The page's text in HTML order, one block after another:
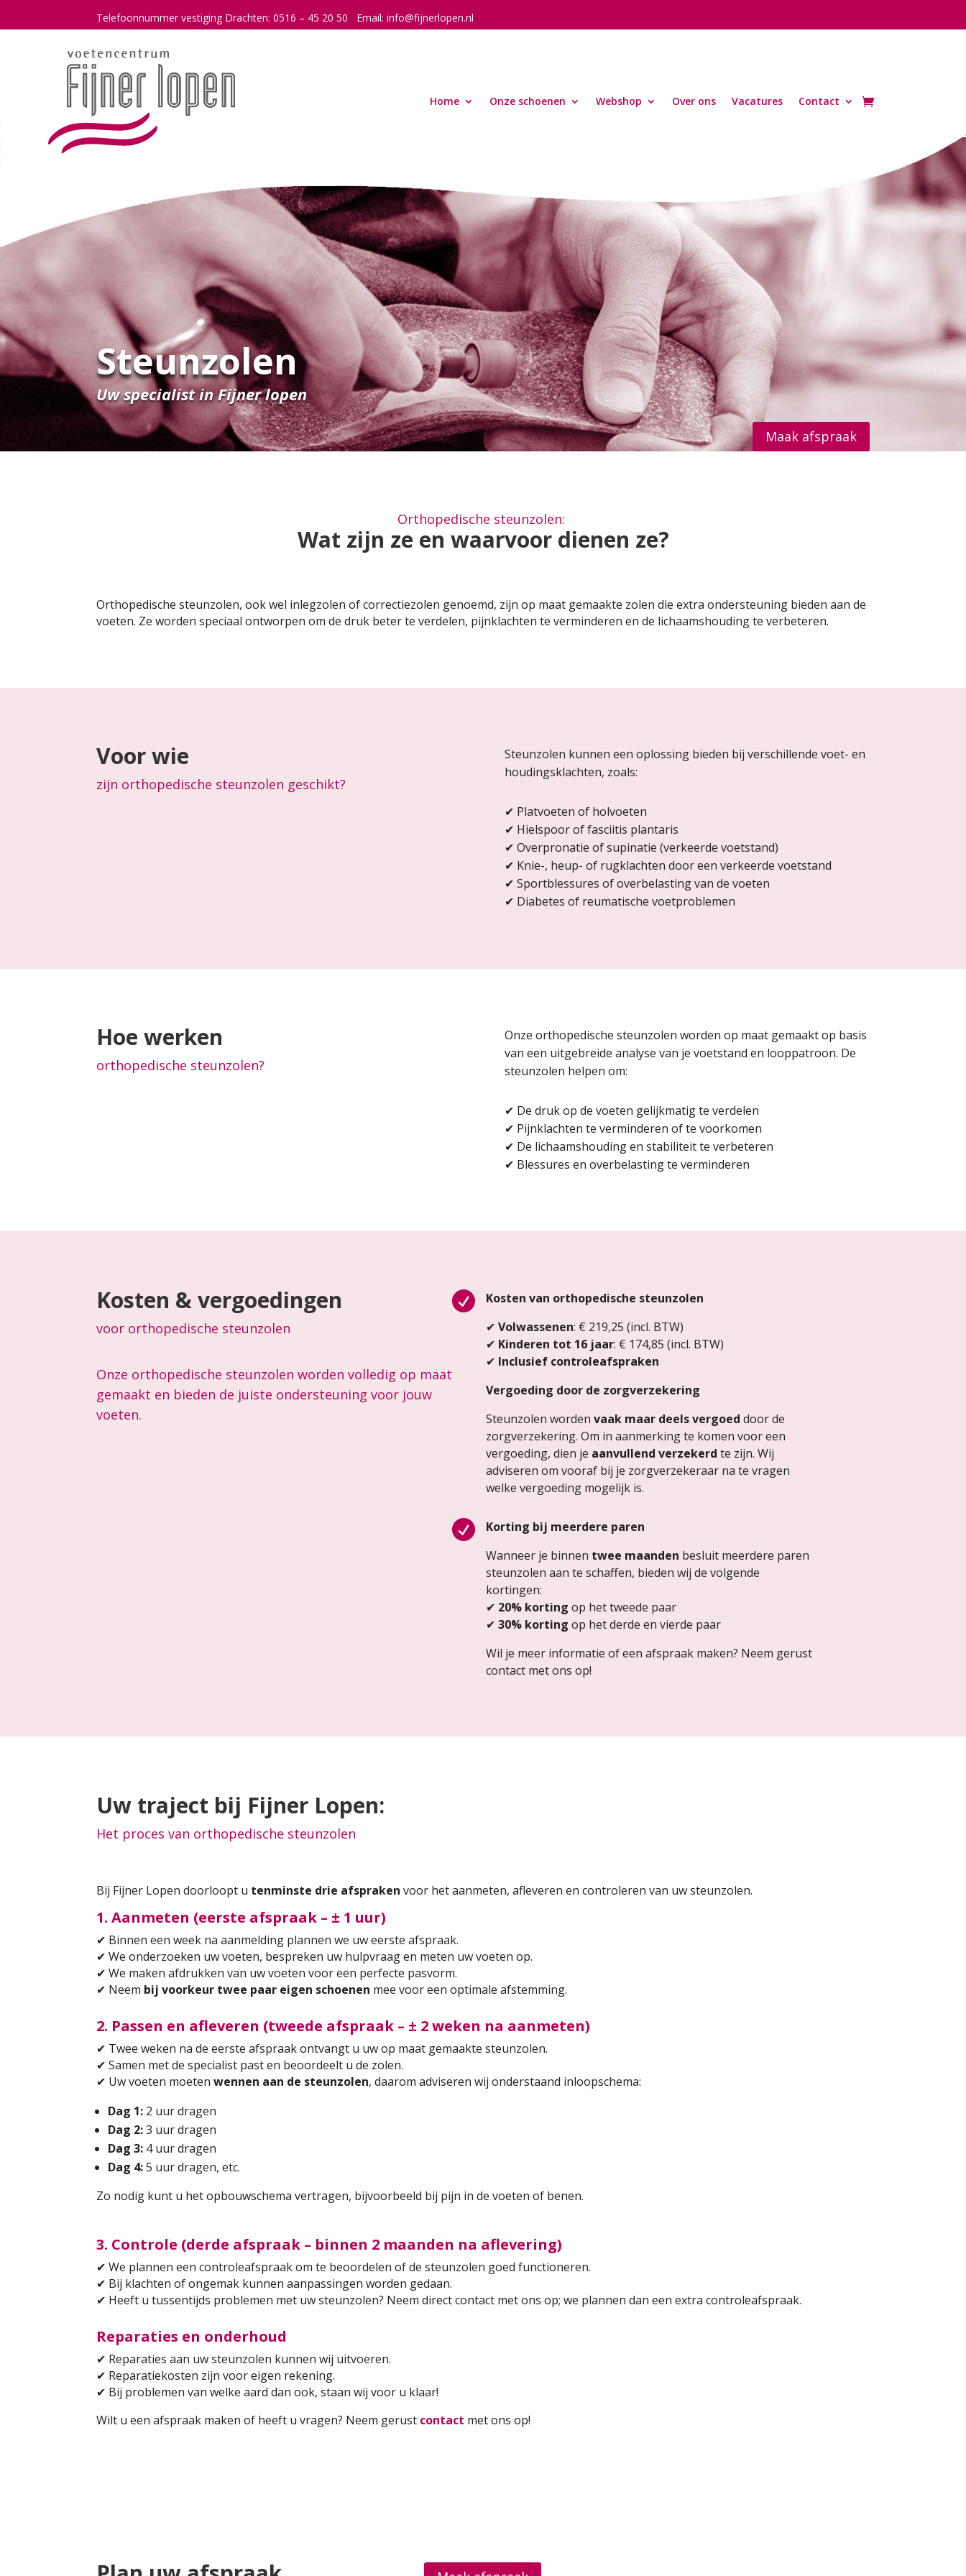
Telefoonnummer vestiging Drachten: 0516 – 45 20 50 Email:info@fijnerlopen.nl
Home Onze schoenen Webshop Over ons Vacatures Contact
Steunzolen
Uw specialist in Fijner lopen
Maak afspraak
Orthopedische steunzolen:
Wat zijn ze en waarvoor dienen ze?
Orthopedische steunzolen, ook wel inlegzolen of correctiezolen genoemd, zijn op maat gemaakte zolen die extra ondersteuning bieden aan de
voeten. Ze worden speciaal ontworpen om de druk beter te verdelen, pijnklachten te verminderen en de lichaamshouding te verbeteren.
Voor wie
zijn orthopedische steunzolen geschikt?
Steunzolen kunnen een oplossing bieden bij verschillende voet- en
houdingsklachten, zoals:
✔ Platvoeten of holvoeten
✔ Hielspoor of fasciitis plantaris
✔ Overpronatie of supinatie (verkeerde voetstand)
✔ Knie-, heup- of rugklachten door een verkeerde voetstand
✔ Sportblessures of overbelasting van de voeten
✔ Diabetes of reumatische voetproblemen
Hoe werken
orthopedische steunzolen?
Onze orthopedische steunzolen worden op maat gemaakt op basis
van een uitgebreide analyse van je voetstand en looppatroon. De
steunzolen helpen om:
✔ De druk op de voeten gelijkmatig te verdelen
✔ Pijnklachten te verminderen of te voorkomen
✔ De lichaamshouding en stabiliteit te verbeteren
✔ Blessures en overbelasting te verminderen
Kosten & vergoedingen
voor orthopedische steunzolen
Onze orthopedische steunzolen worden volledig op maat
gemaakt en bieden de juiste ondersteuning voor jouw
voeten.

Kosten van orthopedische steunzolen
✔ Volwassenen: € 219,25 (incl. BTW)
✔ Kinderen tot 16 jaar: € 174,85 (incl. BTW)
✔ Inclusief controleafspraken
Vergoeding door de zorgverzekering
Steunzolen worden vaak maar deels vergoed door de
zorgverzekering. Om in aanmerking te komen voor een
vergoeding, dien je aanvullend verzekerd te zijn. Wij
adviseren om vooraf bij je zorgverzekeraar na te vragen
welke vergoeding mogelijk is.

Korting bij meerdere paren
Wanneer je binnen twee maanden besluit meerdere paren
steunzolen aan te schaffen, bieden wij de volgende
kortingen:
✔ 20% korting op het tweede paar
✔ 30% korting op het derde en vierde paar
Wil je meer informatie of een afspraak maken? Neem gerust
contact met ons op!
Uw traject bij Fijner Lopen:
Het proces van orthopedische steunzolen
Bij Fijner Lopen doorloopt u tenminste drie afspraken voor het aanmeten, afleveren en controleren van uw steunzolen.
1. Aanmeten (eerste afspraak – ± 1 uur)
✔ Binnen een week na aanmelding plannen we uw eerste afspraak.
✔ We onderzoeken uw voeten, bespreken uw hulpvraag en meten uw voeten op.
✔ We maken afdrukken van uw voeten voor een perfecte pasvorm.
✔ Neem bij voorkeur twee paar eigen schoenen mee voor een optimale afstemming.
2. Passen en afleveren (tweede afspraak – ± 2 weken na aanmeten)
✔ Twee weken na de eerste afspraak ontvangt u uw op maat gemaakte steunzolen.
✔ Samen met de specialist past en beoordeelt u de zolen.
✔ Uw voeten moetenwennen aan de steunzolen, daarom adviseren wij onderstaand inloopschema:
Dag 1: 2 uur dragen
Dag 2:3 uur dragen
Dag 3: 4 uur dragen
Dag 4:5 uur dragen, etc.
Zo nodig kunt u het opbouwschema vertragen, bijvoorbeeld bij pijn in de voeten of benen.
3. Controle (derde afspraak – binnen 2 maanden na aflevering)
✔ We plannen een controleafspraak om te beoordelen of de steunzolen goed functioneren.
✔ Bij klachten of ongemak kunnen aanpassingen worden gedaan.
✔ Heeft u tussentijds problemen met uw steunzolen? Neem direct contact met ons op; we plannen dan een extra controleafspraak.
Reparaties en onderhoud
✔ Reparaties aan uw steunzolen kunnen wij uitvoeren.
✔ Reparatiekosten zijn voor eigen rekening.
✔ Bij problemen van welke aard dan ook, staan wij voor u klaar!
Wilt u een afspraak maken of heeft u vragen? Neem gerust contact met ons op!